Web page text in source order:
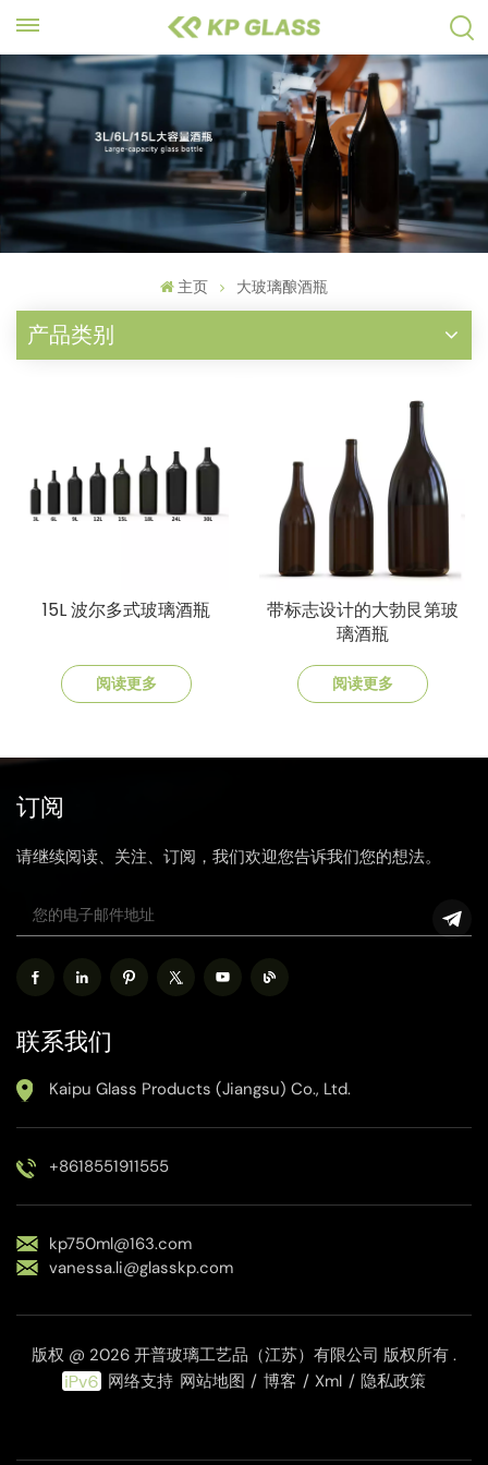
主页 大玻璃酿酒瓶
产品类别
15L 波尔多式玻璃酒瓶
阅读更多
带标志设计的大勃艮第玻
璃酒瓶
阅读更多
订阅
请继续阅读、关注、订阅，我们欢迎您告诉我们您的想法。
联系我们
Kaipu Glass Products (Jiangsu) Co., Ltd.
+8618551911555
kp750ml@163.com
vanessa.li@glasskp.com
版权 @ 2026 开普玻璃工艺品（江苏）有限公司 版权所有 .
网络支持 网站地图 / 博客 / Xml / 隐私政策